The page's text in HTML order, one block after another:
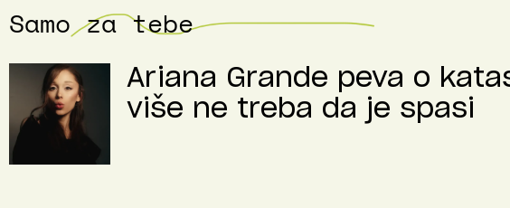
Samo za tebe
Ariana Grande peva o
više ne treba da je spasi